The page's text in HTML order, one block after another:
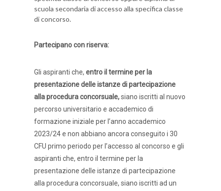
scuola secondaria di accesso alla specifica classe
di concorso.
Partecipano con riserva:
Gli aspiranti che, entro il termine per la
presentazione delle istanze di partecipazione
alla procedura concorsuale,siano iscritti al nuovo
percorso universitario e accademico di
formazione iniziale per l’anno accademico
2023/24 e non abbiano ancora conseguito i 30
CFU primo periodo per l’accesso al concorso e gli
aspiranti che, entro il termine per la
presentazione delle istanze di partecipazione
alla procedura concorsuale, siano iscritti ad un